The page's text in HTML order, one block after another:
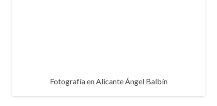
Fotografía en Alicante Ángel Balbín